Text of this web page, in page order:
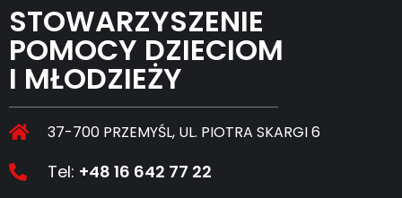
STOWARZYSZENIE
POMOCY DZIECIOM
I MŁODZIEŻY
37-700 PRZEMYŚL, UL. PIOTRA SKARGI 6
Tel: +48 16 642 77 22